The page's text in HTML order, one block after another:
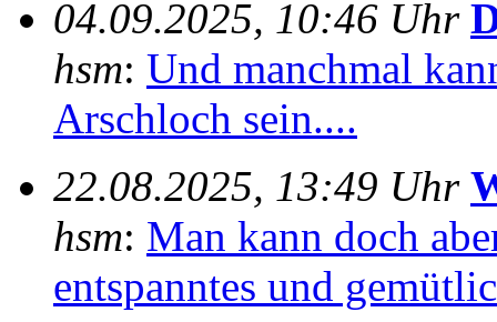
04.09.2025, 10:46 Uhr
hsm: Und manchmal
Arschloch sein....
22.08.2025, 13:49 Uhr
hsm: Man kann doch
entspanntes und